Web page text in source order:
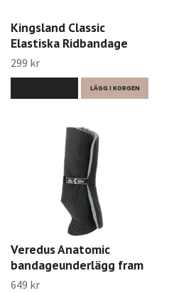
Kingsland Classic
Elastiska Ridbandage
299 kr
LÄGG I KORGEN
Veredus Anatomic
bandageunderlägg fram
649 kr